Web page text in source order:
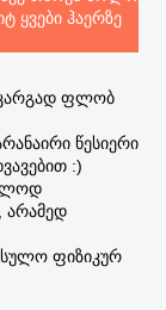
ყვები ჰაერზე
კარგად ფლობ
წესიერი
:)
არამედ
ფიზიკურ